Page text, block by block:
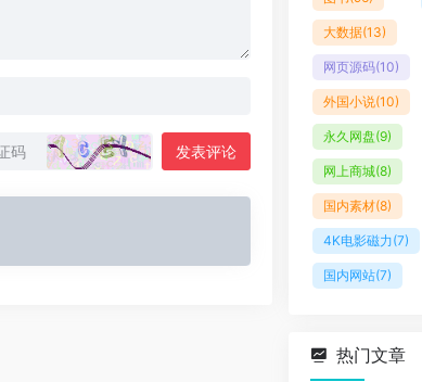
发表评论
大数据(13)
网页源码(10)
外国小说(10)
永久网盘(9)
网上商城(8)
国内素材(8)
4K电影磁力(7)
国内网站(7)
热门文章